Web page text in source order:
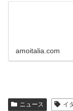
amoitalia.com
ニュース イ